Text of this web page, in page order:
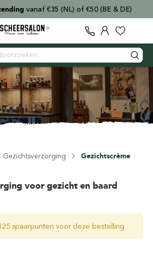
vanaf €35 (NL) of €50 (BE & DE)
Gezichtsverzorging Gezichtscrème
voor gezicht en baard
spaarpunten voor deze bestelling